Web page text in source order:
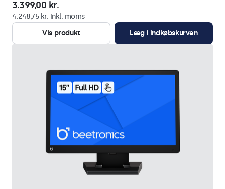
3.399,00 kr.
4.248,75 kr. inkl. moms
Vis produkt
Læg i indkøbskurven